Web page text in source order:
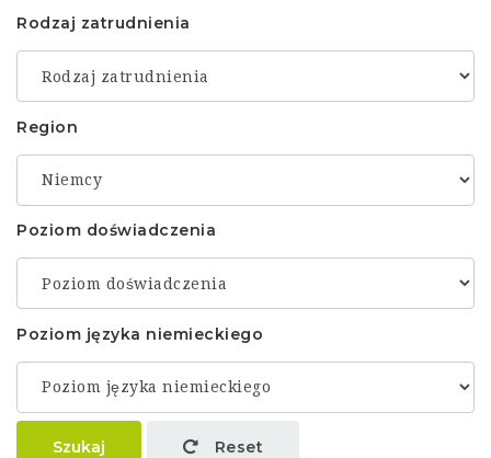
Rodzaj zatrudnienia
Region
Poziom doświadczenia
Poziom języka niemieckiego
Szukaj Reset